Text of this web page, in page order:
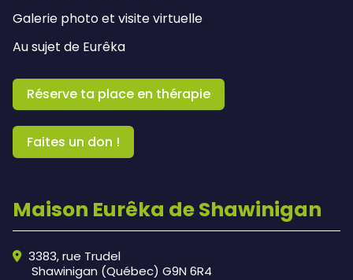
Galerie photo et visite virtuelle
Au sujet de Eurêka
Réserve ta place en thérapie
Faites un don !
Maison Eurêka de Shawinigan
3383, rue Trudel
Shawinigan (Québec) G9N 6R4